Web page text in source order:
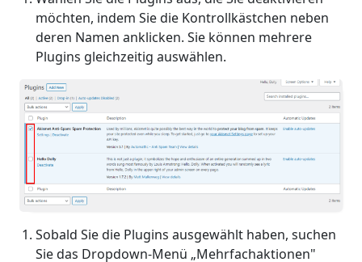
möchten, indem Sie die Kontrollkästchen neben
deren Namen anklicken. Sie können mehrere
Plugins gleichzeitig auswählen.
Sobald Sie die Plugins ausgewählt haben, suchen
Sie das Dropdown-Menü „Mehrfachaktionen"